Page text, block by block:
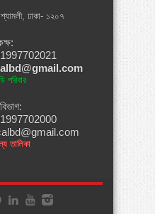
ঢাকা- ১২০৭
পরিবার
তালিকা